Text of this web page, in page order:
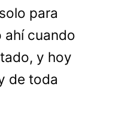
para
cuando
y hoy
de toda